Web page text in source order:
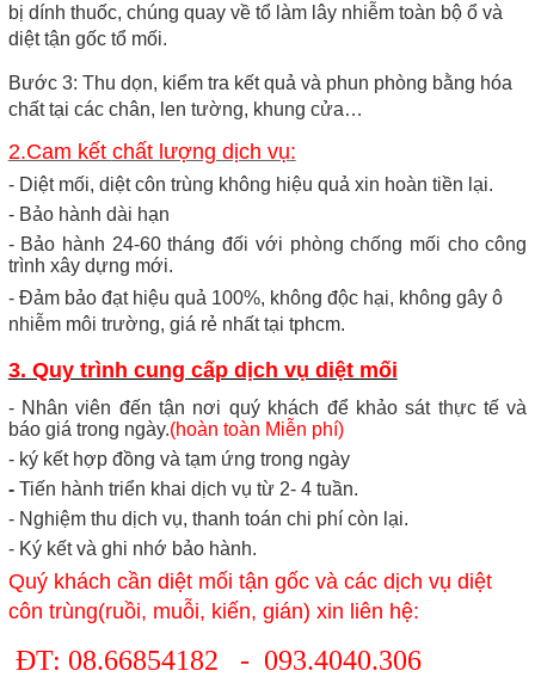
bị dính thuốc, chúng quay về tổ làm lây nhiễm toàn bộ ổ và
diệt tận gốc tổ mối.
Bước 3: Thu dọn, kiểm tra kết quả và phun phòng bằng hóa
chất tại các chân, len tường, khung cửa…
2.Cam kết chất lượng dịch vụ:
- Diệt mối, diệt côn trùng không hiệu quả xin hoàn tiền lại.
- Bảo hành dài hạn
- Bảo hành 24-60 tháng đối với phòng chống mối cho công
trình xây dựng mới.
- Đảm bảo đạt hiệu quả 100%, không độc hại, không gây ô
nhiễm môi trường, giá rẻ nhất tại tphcm.
3. Quy trình cung cấp dịch vụ diệt mối
- Nhân viên đến tận nơi quý khách để khảo sát thực tế và
báo giá trong ngày.(hoàn toàn Miễn phí)
- ký kết hợp đồng và tạm ứng trong ngày
- Tiến hành triển khai dịch vụ từ 2- 4 tuần.
- Nghiệm thu dịch vụ, thanh toán chi phí còn lại.
- Ký kết và ghi nhớ bảo hành.
Quý khách cần diệt mối tận gốc và các dịch vụ diệt
côn trùng(ruồi, muỗi, kiến, gián) xin liên hệ:
ĐT: 08.66854182 - 093.4040.306